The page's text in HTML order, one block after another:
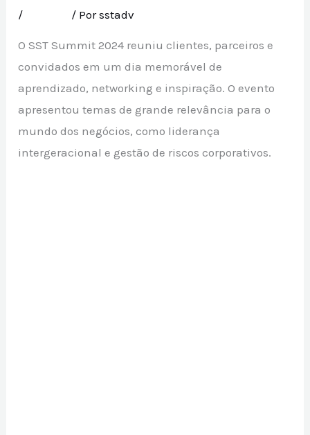
/ / Porsstadv
O SST Summit 2024 reuniu clientes, parceiros e
convidados em um dia memorável de
aprendizado, networking e inspiração. O evento
apresentou temas de grande relevância para o
mundo dos negócios, como liderança
intergeracional e gestão de riscos corporativos.